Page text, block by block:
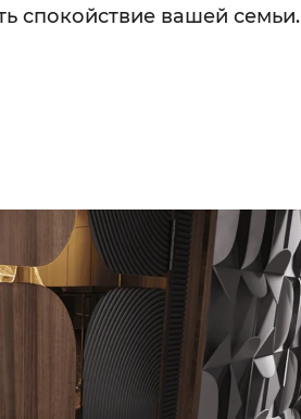
спокойствие вашей семьи.